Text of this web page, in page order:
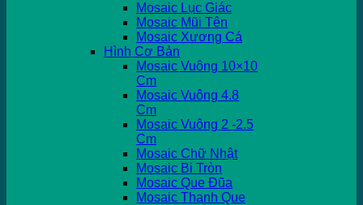
Mosaic Lục Giác
Mosaic Mũi Tên
Mosaic Xương Cá
Hình Cơ Bản
Mosaic Vuông 10×10
Cm
Mosaic Vuông 4.8
Cm
Mosaic Vuông 2 -2.5
Cm
Mosaic Chữ Nhật
Mosaic Bi Tròn
Mosaic Que Đũa
Mosaic Thanh Que